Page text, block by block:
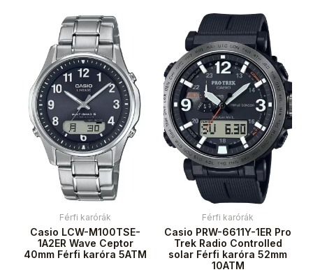
Férfi karórák
Casio LCW-M100TSE-
1A2ER Wave Ceptor
40mm Férfi karóra 5ATM
Férfi karórák
Casio PRW-6611Y-1ER Pro
Trek Radio Controlled
solar Férfi karóra 52mm
10ATM